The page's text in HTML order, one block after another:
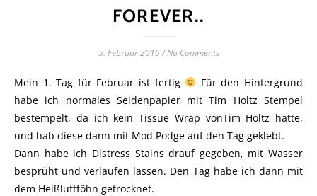
FOREVER..
5. Februar 2015/ No Comments
Mein 1. Tag für Februar ist fertig
Für den Hintergrund
habe ich normales Seidenpapier mit Tim Holtz Stempel
bestempelt, da ich kein Tissue Wrap vonTim Holtz hatte,
und hab diese dann mit Mod Podge auf den Tag geklebt.
Dann habe ich Distress Stains drauf gegeben, mit Wasser
besprüht und verlaufen lassen. Den Tag habe ich dann mit
dem Heißluftföhn getrocknet.